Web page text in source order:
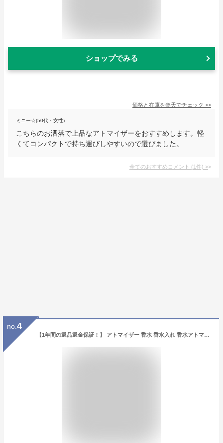
ショップでみる
価格と在庫を楽天でチェック >>
ミニー☆(50代・女性)
こちらのお洒落で上品なアトマイザーをおすすめします。軽
くてコンパクトで持ち運びしやすいので選びました。
全てのおすすめコメント (1件) >
no. 4
【1年間の返品返金保証！】 アトマイザー 香水 香水入れ 香水アトマイザー 旅行 詰め替え ポータブル クイック 携帯用 高級感 オシャレ お洒落 かわいい 可愛い 持ち運び 詰替え ボトル ワンプッシュ コンパクト 容器 メンズ レディース コロン パフューム ワンプッシュ